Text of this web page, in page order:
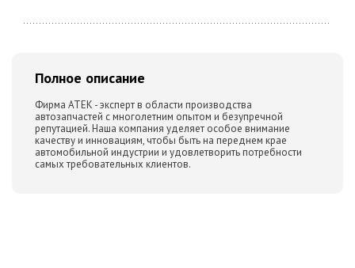
Полное описание
Фирма ATEK - эксперт в области производства
автозапчастей с многолетним опытом и безупречной
репутацией. Наша компания уделяет особое внимание
качеству и инновациям, чтобы быть на переднем крае
автомобильной индустрии и удовлетворить потребности
самых требовательных клиентов.